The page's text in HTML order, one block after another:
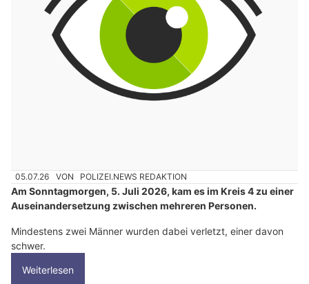
05.07.26 VON POLIZEI.NEWS REDAKTION
Am Sonntagmorgen, 5. Juli 2026, kam es im Kreis 4 zu einer
Auseinandersetzung zwischen mehreren Personen.
Mindestens zwei Männer wurden dabei verletzt, einer davon
schwer.
Weiterlesen